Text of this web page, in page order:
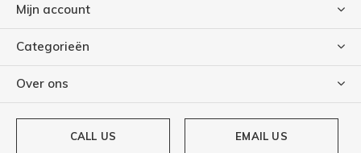
Mijn account
Categorieën
Over ons
CALL US EMAIL US